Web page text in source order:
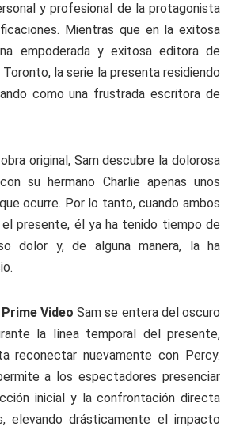
y profesional de la protagonista
Mientras que en la exitosa
empoderada y exitosa editora de
la serie la presenta residiendo
como una frustrada escritora de
original, Sam descubre la dolorosa
su hermano Charlie apenas unos
ocurre. Por lo tanto, cuando ambos
presente, él ya ha tenido tiempo de
dolor y, de alguna manera, la ha
Prime Video Sam se entera del oscuro
la línea temporal del presente,
reconectar nuevamente con Percy.
a los espectadores presenciar
inicial y la confrontación directa
elevando drásticamente el impacto